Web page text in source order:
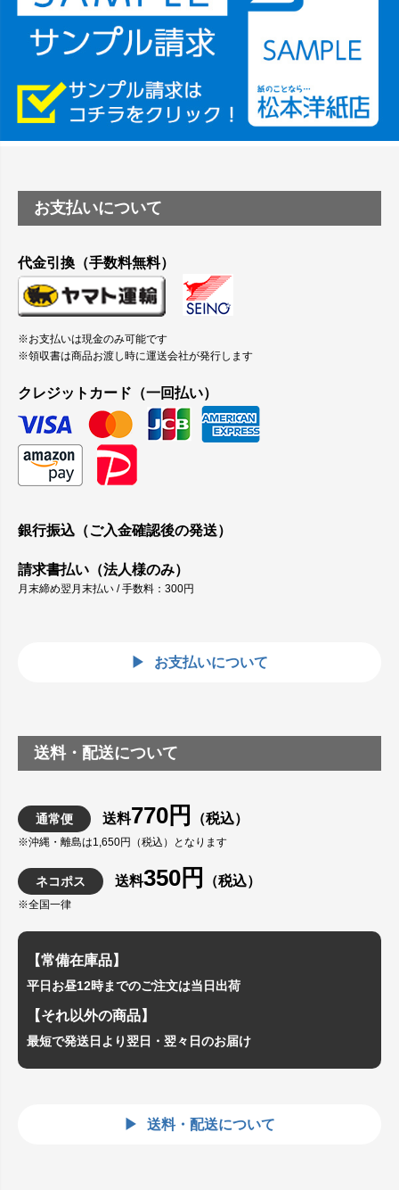
塩ビのロール紙で離型紙が透明の商品はありますか
つや消し半透明ラベルのロールタイプはありますか？
縦420mm×横650mmの包装紙に適した紙はありますか？
お支払いについて
代金引換（手数料無料）
※お支払いは現金のみ可能です
※領収書は商品お渡し時に運送会社が発行します
クレジットカード（一回払い）
銀行振込（ご入金確認後の発送）
請求書払い（法人様のみ）
月末締め翌月末払い / 手数料：300円
お支払いについて
送料・配送について
通常便 送料770円 （税込）
※沖縄・離島は1,650円（税込）となります
ネコポス 送料350円 （税込）
※全国一律
【常備在庫品】
平日お昼12時までのご注文は当日出荷
【それ以外の商品】
最短で発送日より翌日・翌々日のお届け
送料・配送について